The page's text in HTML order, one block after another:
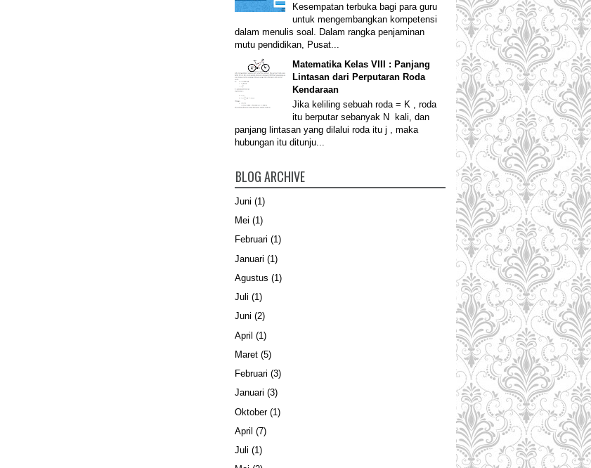
Kesempatan terbuka bagi para guru
untuk mengembangkan kompetensi
dalam menulis soal. Dalam rangka penjaminan
mutu pendidikan, Pusat...
Matematika Kelas VIII : Panjang
Lintasan dari Perputaran Roda
Kendaraan
Jika keliling sebuah roda = K , roda
itu berputar sebanyak N kali, dan
panjang lintasan yang dilalui roda itu j , maka
hubungan itu ditunju...
BLOG ARCHIVE
Juni (1)
Mei (1)
Februari (1)
Januari (1)
Agustus (1)
Juli (1)
Juni (2)
April (1)
Maret (5)
Februari (3)
Januari (3)
Oktober(1)
April (7)
Juli (1)